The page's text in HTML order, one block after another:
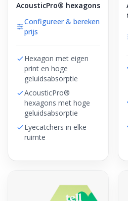
AcousticPro® hexagons
Configureer & bereken
prijs
Hexagon met eigen
print en hoge
geluidsabsorptie
AcousticPro®
hexagons met hoge
geluidsabsorptie
Eyecatchers in elke
ruimte